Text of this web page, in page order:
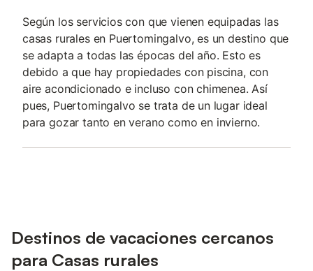
Según los servicios con que vienen equipadas las
casas rurales en Puertomingalvo, es un destino que
se adapta a todas las épocas del año. Esto es
debido a que hay propiedades con piscina, con
aire acondicionado e incluso con chimenea. Así
pues, Puertomingalvo se trata de un lugar ideal
para gozar tanto en verano como en invierno.
Destinos de vacaciones cercanos
para Casas rurales